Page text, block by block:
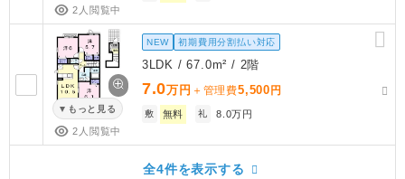
2人閲覧中
もっと見る
2人閲覧中
NEW 初期費用分割払い対応
3LDK / 67.0m² / 2階
7.0万円 ＋管理費5,500 円
敷 無料 礼 8.0万円
全4件を表示する